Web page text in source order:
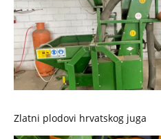
Zlatni plodovi hrvatskog juga